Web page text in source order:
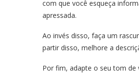
com que você esqueça
apressada.
Ao invés disso, faça um
partir disso, melhore a
Por fim, adapte o seu tom de